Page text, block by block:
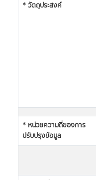
* วัตถุประสงค์
* หน่วยความถี่ของการ
ปรับปรุงข้อมูล